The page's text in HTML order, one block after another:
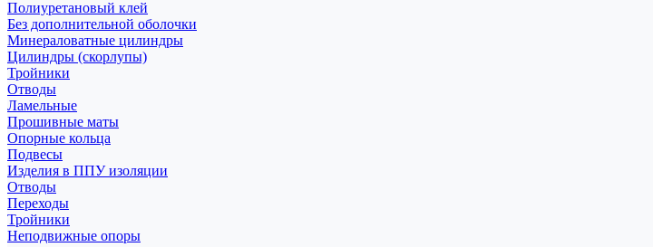
Полиуретановый клей
Без дополнительной оболочки
Минераловатные цилиндры
Цилиндры (скорлупы)
Тройники
Отводы
Ламельные
Прошивные маты
Опорные кольца
Подвесы
Изделия в ППУ изоляции
Отводы
Переходы
Тройники
Неподвижные опоры